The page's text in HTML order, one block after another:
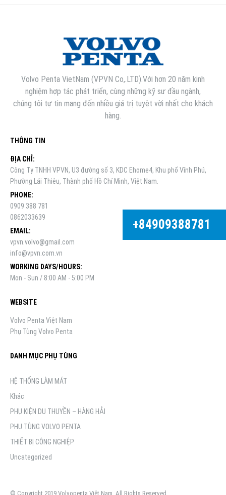
Volvo Penta VietNam (VPVN Co,.LTD).Với hơn 20 năm kinh
nghiệm hợp tác phát triển, cùng những kỹ sư đầu ngành,
chúng tôi tự tin mang đến nhiều giá trị tuyệt vời nhất cho khách
hàng.
THÔNG TIN
ĐỊA CHỈ:
Công Ty TNHH VPVN, U3 đường số 3, KDC Ehome4, Khu phố Vĩnh Phú,
Phường Lái Thiêu, Thành phố Hồ Chí Minh, Việt Nam.
PHONE:
0909 388 781
0862033639
EMAIL:
vpvn.volvo@gmail.com
info@vpvn.com.vn
WORKING DAYS/HOURS:
Mon - Sun / 8:00 AM - 5:00 PM
WEBSITE
Volvo Penta Việt Nam
Phụ Tùng Volvo Penta
DANH MỤC PHỤ TÙNG
HỆ THỐNG LÀM MÁT
Khác
PHỤ KIỆN DU THUYỀN – HÀNG HẢI
PHỤ TÙNG VOLVO PENTA
THIẾT BỊ CÔNG NGHIỆP
Uncategorized
© Copyright 2019 Volvopenta Việt Nam. All Rights Reserved.
+84909388781